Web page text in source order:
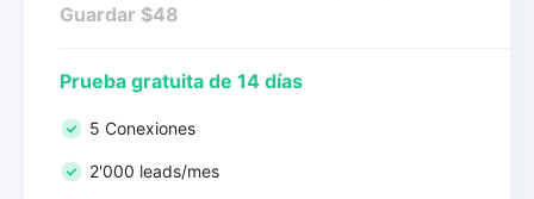
Guardar $48
Prueba gratuita de 14 días
5 Conexiones
2'000 leads/mes